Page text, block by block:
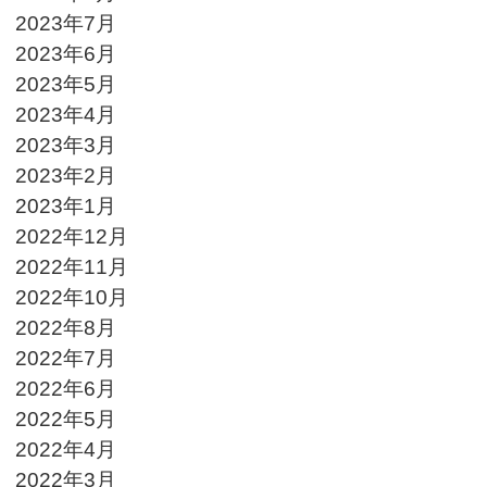
2023年7月
2023年6月
2023年5月
2023年4月
2023年3月
2023年2月
2023年1月
2022年12月
2022年11月
2022年10月
2022年8月
2022年7月
2022年6月
2022年5月
2022年4月
2022年3月